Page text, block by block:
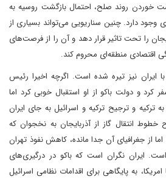
خوردن روند صلح، احتمال بازگشت روسیه به
دارد. چنین سناریویی می‌تواند بسیاری از
را تحت تاثیر قرار دهد و آن را از فرصت‌های
اقتصادی منطقه‌ای محروم کند.
ایران نیز تیره شده است. اگرچه اخیرا رئیس
کرد و دولت باکو از او استقبال خوبی کرد اما
ترکیه و ترجیح ترکیه و اسرائیل به جای ایران
خطوط انتقال گاز از آذربایجان به نخجوان که
از جغرافیای آن جدا مانده، کاهش نفوذ تهران
ایران نگران است که باکو در درگیری‌های
به پایگاهی برای اقدامات نظامی اسرائیل